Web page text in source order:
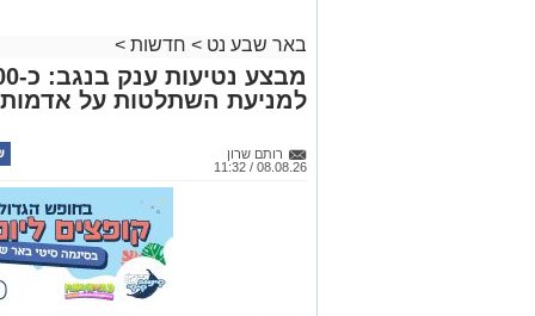
באר שבע נט > חדשות >
למניעת השתלטות על
רותם שרון
08.08.26 / 11:32